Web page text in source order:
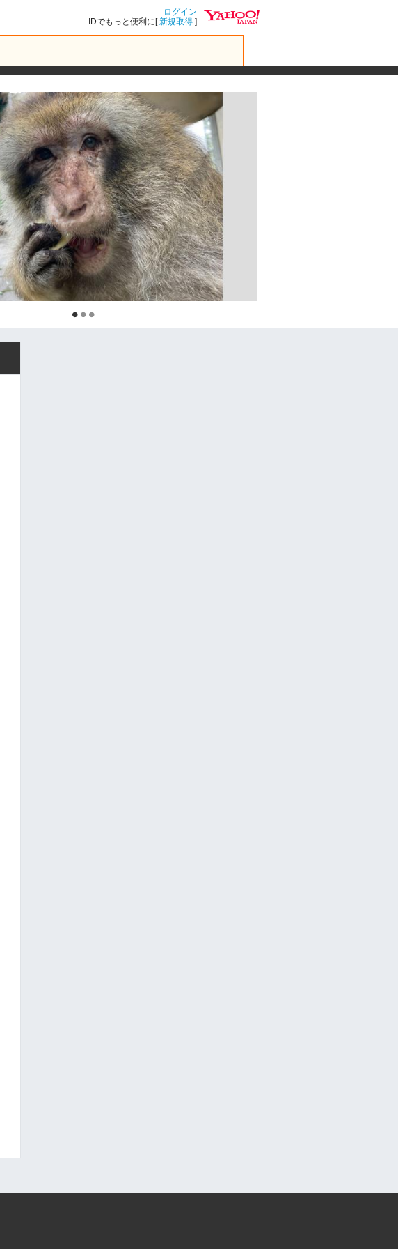
ログイン
IDでもっと便利に[新規取得 ]